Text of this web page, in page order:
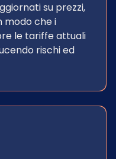
su prezzi,
modo che i
le tariffe attuali
rischi ed